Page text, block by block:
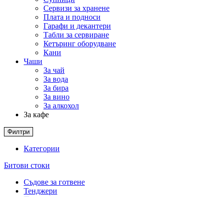
Сервизи за хранене
Плата и подноси
Гарафи и декантери
Табли за сервиране
Кетъринг оборудване
Кани
Чаши
За чай
За вода
За бира
За вино
За алкохол
За кафе
Филтри
Категории
Битови стоки
Съдове за готвене
Тенджери